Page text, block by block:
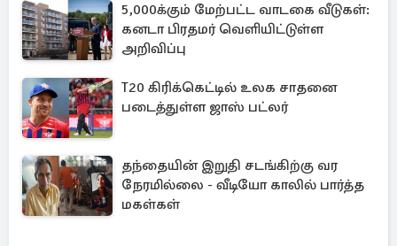
5,000க்கும் மேற்பட்ட வாடகை வீடுகள்:
கனடா பிரதமர் வெளியிட்டுள்ள
அறிவிப்பு
T20 கிரிக்கெட்டில் உலக சாதனை
படைத்துள்ள ஜாஸ் பட்லர்
தந்தையின் இறுதி சடங்கிற்கு வர
நேரமில்லை - வீடியோ காலில் பார்த்த
மகள்கள்